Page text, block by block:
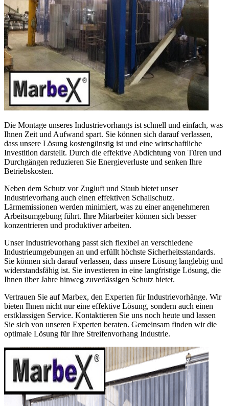
Die Montage unseres Industrievorhangs ist schnell und einfach, was
Ihnen Zeit und Aufwand spart. Sie können sich darauf verlassen,
dass unsere Lösung kostengünstig ist und eine wirtschaftliche
Investition darstellt. Durch die effektive Abdichtung von Türen und
Durchgängen reduzieren Sie Energieverluste und senken Ihre
Betriebskosten.
Neben dem Schutz vor Zugluft und Staub bietet unser
Industrievorhang auch einen effektiven Schallschutz.
Lärmemissionen werden minimiert, was zu einer angenehmeren
Arbeitsumgebung führt. Ihre Mitarbeiter können sich besser
konzentrieren und produktiver arbeiten.
Unser Industrievorhang passt sich flexibel an verschiedene
Industrieumgebungen an und erfüllt höchste Sicherheitsstandards.
Sie können sich darauf verlassen, dass unsere Lösung langlebig und
widerstandsfähig ist. Sie investieren in eine langfristige Lösung, die
Ihnen über Jahre hinweg zuverlässigen Schutz bietet.
Vertrauen Sie auf Marbex, den Experten für Industrievorhänge. Wir
bieten Ihnen nicht nur eine effektive Lösung, sondern auch einen
erstklassigen Service. Kontaktieren Sie uns noch heute und lassen
Sie sich von unseren Experten beraten. Gemeinsam finden wir die
optimale Lösung für Ihre Streifenvorhang Industrie.